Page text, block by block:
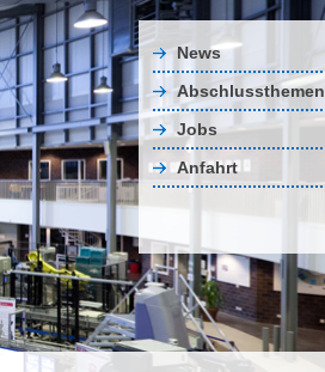
News
Abschlussthemen
Jobs
Anfahrt